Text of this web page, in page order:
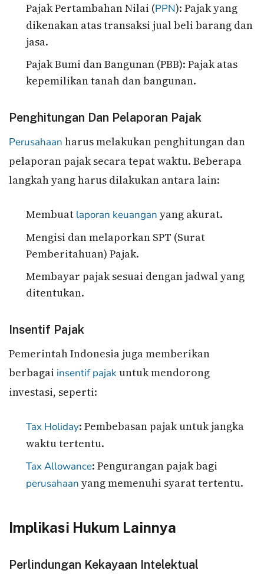
Pajak Pertambahan Nilai (PPN): Pajak yang
dikenakan atas transaksi jual beli barang dan
jasa.
Pajak Bumi dan Bangunan (PBB): Pajak atas
kepemilikan tanah dan bangunan.
Penghitungan Dan Pelaporan Pajak
Perusahaan harus melakukan penghitungan dan
pelaporan pajak secara tepat waktu. Beberapa
langkah yang harus dilakukan antara lain:
Membuat laporan keuangan yang akurat.
Mengisi dan melaporkan SPT (Surat
Pemberitahuan) Pajak.
Membayar pajak sesuai dengan jadwal yang
ditentukan.
Insentif Pajak
Pemerintah Indonesia juga memberikan
berbagai insentif pajakuntuk mendorong
investasi, seperti:
Tax Holiday: Pembebasan pajak untuk jangka
waktu tertentu.
Tax Allowance: Pengurangan pajak bagi
perusahaan yang memenuhi syarat tertentu.
Implikasi Hukum Lainnya
Perlindungan Kekayaan Intelektual